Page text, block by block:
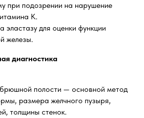
при подозрении на нарушение
К.
эластазу для оценки функции
железы.
диагностика
полости — основной метод
размера желчного пузыря,
толщины стенок.